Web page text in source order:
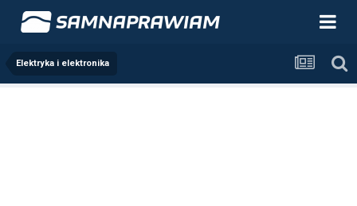
Elektryka i elektronika